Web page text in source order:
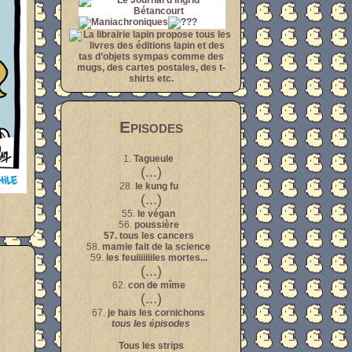
Episodes
1. Tagueule
(...)
28. le kung fu
(...)
55. le végan
56. poussière
57. tous les cancers
58. mamie fait de la science
59. les feuiiiiiiiles mortes...
(...)
62. con de mîme
(...)
67. je hais les cornichons
tous les épisodes
Tous les strips